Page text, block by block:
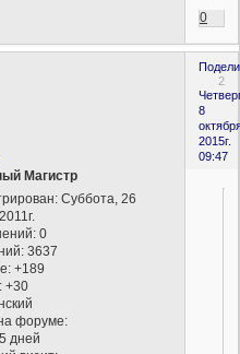
0
2
8
2015г.
09:47
Магистр
: Суббота, 26
0
3637
+189
+30
форуме:
дней